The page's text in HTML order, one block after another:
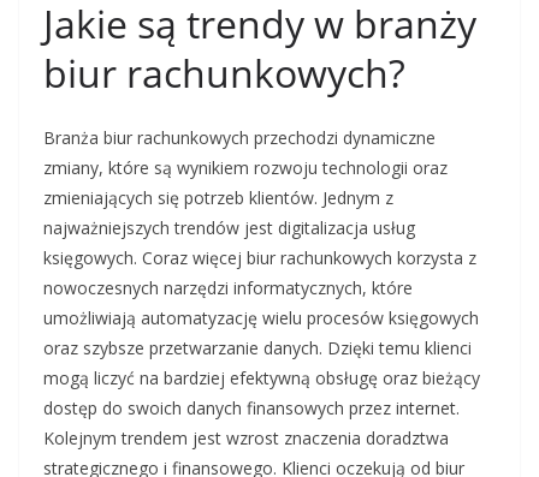
Jakie są trendy w branży
biur rachunkowych?
Branża biur rachunkowych przechodzi dynamiczne
zmiany, które są wynikiem rozwoju technologii oraz
zmieniających się potrzeb klientów. Jednym z
najważniejszych trendów jest digitalizacja usług
księgowych. Coraz więcej biur rachunkowych korzysta z
nowoczesnych narzędzi informatycznych, które
umożliwiają automatyzację wielu procesów księgowych
oraz szybsze przetwarzanie danych. Dzięki temu klienci
mogą liczyć na bardziej efektywną obsługę oraz bieżący
dostęp do swoich danych finansowych przez internet.
Kolejnym trendem jest wzrost znaczenia doradztwa
strategicznego i finansowego. Klienci oczekują od biur